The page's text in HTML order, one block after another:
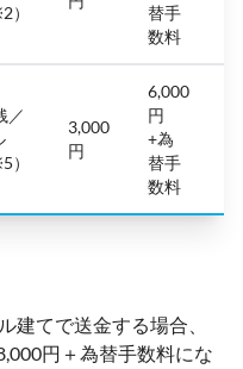
）
替手
数料
／
）
3,000
円
6,000
円
+為
替手
数料
建てで送金する場合、
円＋為替手数料にな